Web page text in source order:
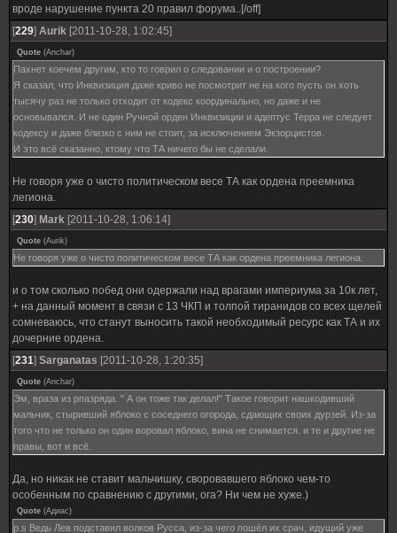
вроде нарушение пункта 20 правил форума..[/off]
[229] Aurik [2011-10-28, 1:02:45]
Quote (Anchar)
Пахнет коечем другим, кто то говрил о следовании и о построении?
Я сказал, что Инквизиция даже криво не посмотрит не на кого пусть он хоть
тысячу раз не только отходит от кодекс координально, но даже и не
основывался. И не один Ручной орден Инквизиции и адептус Терра не следует
кодексу и даже близко с ним не стоит, за исключением Экзорцистов.
И это всё сказанно, ктому что ТА ничего бы не сделали.
Не говоря уже о чисто политическом весе ТА как ордена преемника
легиона.
[230] Mark [2011-10-28, 1:06:14]
Quote (Aurik)
Не говоря уже о чисто политическом весе ТА как ордена преемника легиона.
и о том сколько побед они одержали над врагами империума за 10к лет,
+ на данный момент в связи с 13 ЧКП и толпой тиранидов со всех щелей
сомневаюсь, что станут выносить такой необходимый ресурс как ТА и их
дочерние ордена.
[231] Sarganatas [2011-10-28, 1:20:35]
Quote (Anchar)
Эм, враза из рпазряда. " А он тоже так делал!" Такое говорит нашкодивший
мальчик, стыривший яблоко с соседнего огорода, сдающих своих дурзей. Из-за
того что не только он один воровал яблоко, вина не снимается. и те и другие не
правы, вот и всё.
Да, но никак не ставит мальчишку, своровавшего яблоко чем-то
особенным по сравнению с другими, ога? Ни чем не хуже.)
Quote (Адиас)
p.s Ведь Лев подставил волков Русса, из-за чего пошёл их срач, идущий уже